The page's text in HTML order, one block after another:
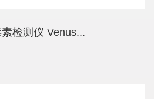
检测仪 Venus...